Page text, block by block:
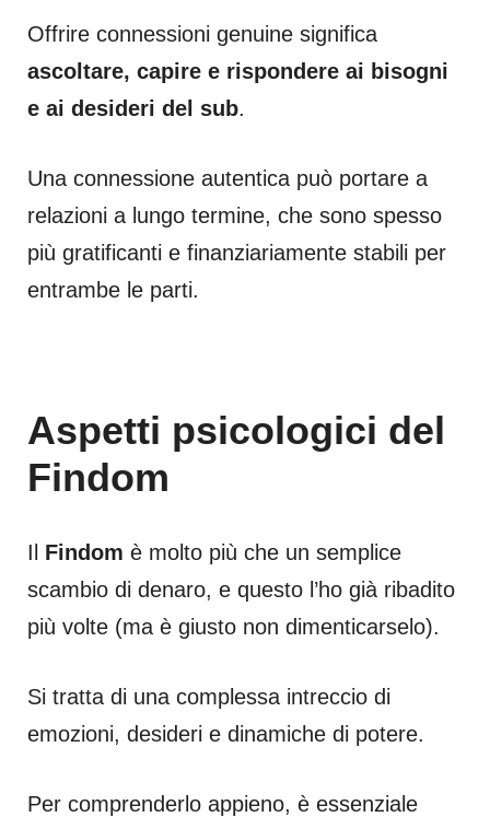
Offrire connessioni genuine significa
ascoltare, capire e rispondere ai bisogni
e ai desideri del sub.
Una connessione autentica può portare a
relazioni a lungo termine, che sono spesso
più gratificanti e finanziariamente stabili per
entrambe le parti.
Aspetti psicologici del
Findom
Il Findom è molto più che un semplice
scambio di denaro, e questo l’ho già ribadito
più volte (ma è giusto non dimenticarselo).
Si tratta di una complessa intreccio di
emozioni, desideri e dinamiche di potere.
Per comprenderlo appieno, è essenziale